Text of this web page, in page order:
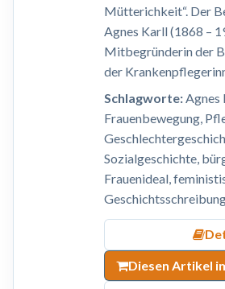
Mütterichkeit“. Der
Agnes Karll (1868 –
Mitbegründerin der
der
Schlagworte:Agnes
Frauenbewegung,
Sozialgeschichte,
Frauenideal,
Diesen Artikel